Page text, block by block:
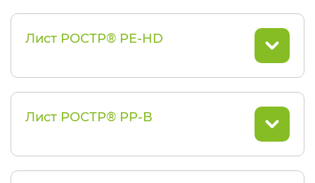
Лист РОСТР® PE-HD
Лист РОСТР® PP-B